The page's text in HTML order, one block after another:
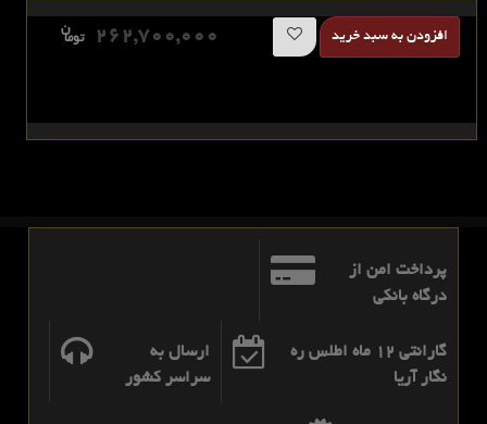
افزودن به سبد خرید توما
ن 262,700,000
پرداخت امن از
درگاه بانکی
گارانتی 12 ماه اطلس ره
نگار آریا
ارسال به
سراسر کشور